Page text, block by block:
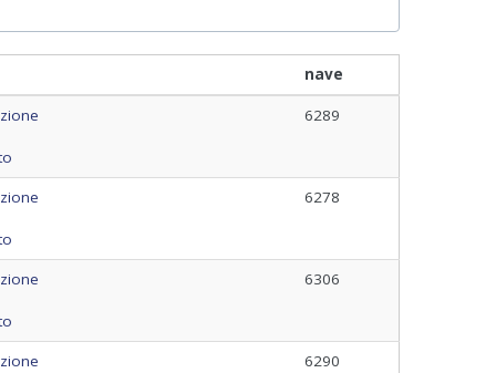
nave
6289
6278
6306
6290